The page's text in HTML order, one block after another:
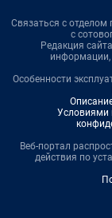
Связаться с отделом
с
Редакция
информации,
Особенности
Условиями
Веб-портал
действия по